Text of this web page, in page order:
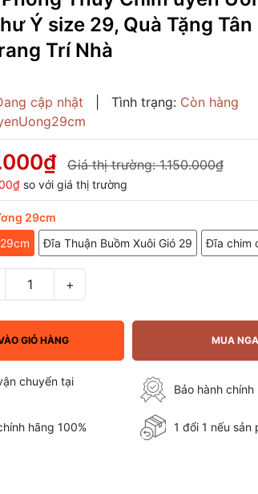
Ý size 29, Quà Tặng Tân
Trí Nhà
cập nhật Tình trạng: Còn hàng
Giá thị trường:1.150.000₫
so với giá thị trường
29cm
Đĩa Thuận Buồm Xuôi Gió 29 Đĩa chim
+
GIỎ HÀNG MUA
chuyển tại
Bảo hành
hãng 100% 1 đổi 1 nếu sản